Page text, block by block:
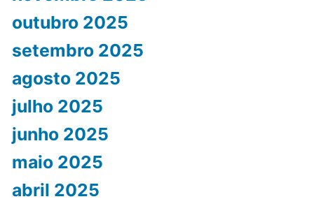
outubro 2025
setembro 2025
agosto 2025
julho 2025
junho 2025
maio 2025
abril 2025